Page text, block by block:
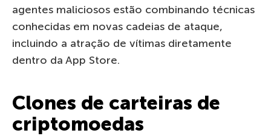
agentes maliciosos estão combinando técnicas
conhecidas em novas cadeias de ataque,
incluindo a atração de vítimas diretamente
dentro da App Store.
Clones de carteiras de
criptomoedas